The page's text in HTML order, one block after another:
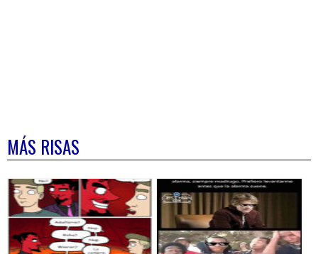
MÁS RISAS